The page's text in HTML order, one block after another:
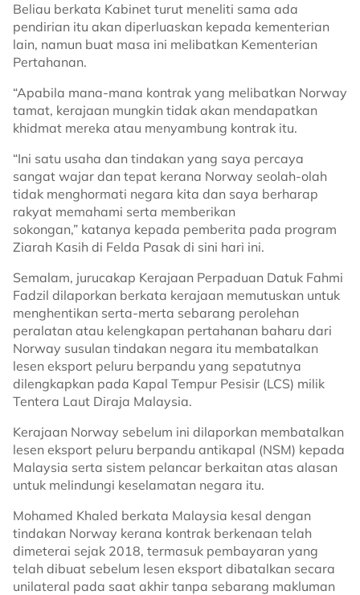
Beliau berkata Kabinet turut meneliti sama ada
pendirian itu akan diperluaskan kepada kementerian
lain, namun buat masa ini melibatkan Kementerian
Pertahanan.
“Apabila mana-mana kontrak yang melibatkan Norway
tamat, kerajaan mungkin tidak akan mendapatkan
khidmat mereka atau menyambung kontrak itu.
“Ini satu usaha dan tindakan yang saya percaya
sangat wajar dan tepat kerana Norway seolah-olah
tidak menghormati negara kita dan saya berharap
rakyat memahami serta memberikan
sokongan,” katanya kepada pemberita pada program
Ziarah Kasih di Felda Pasak di sini hari ini.
Semalam, jurucakap Kerajaan Perpaduan Datuk Fahmi
Fadzil dilaporkan berkata kerajaan memutuskan untuk
menghentikan serta-merta sebarang perolehan
peralatan atau kelengkapan pertahanan baharu dari
Norway susulan tindakan negara itu membatalkan
lesen eksport peluru berpandu yang sepatutnya
dilengkapkan pada Kapal Tempur Pesisir (LCS) milik
Tentera Laut Diraja Malaysia.
Kerajaan Norway sebelum ini dilaporkan membatalkan
lesen eksport peluru berpandu antikapal (NSM) kepada
Malaysia serta sistem pelancar berkaitan atas alasan
untuk melindungi keselamatan negara itu.
Mohamed Khaled berkata Malaysia kesal dengan
tindakan Norway kerana kontrak berkenaan telah
dimeterai sejak 2018, termasuk pembayaran yang
telah dibuat sebelum lesen eksport dibatalkan secara
unilateral pada saat akhir tanpa sebarang makluman